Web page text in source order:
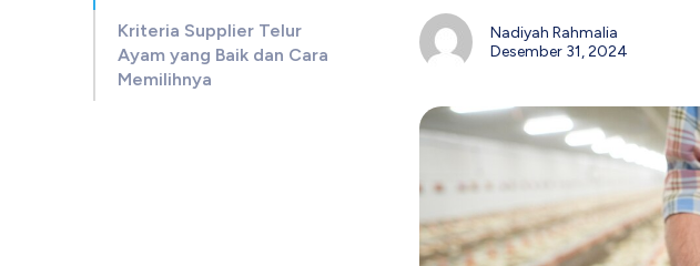
Kriteria Supplier Telur
Ayam yang Baik dan Cara
Memilihnya
Nadiyah Rahmalia
Desember 31, 2024